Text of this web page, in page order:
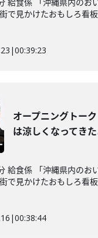
で見かけたおもしろ看
|00:39:23
オープニングトー
は涼しくなってきた
給食係 「沖縄県内のお
で見かけたおもしろ看
|00:38:44